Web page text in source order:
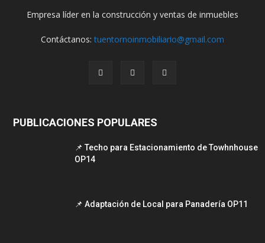
Empresa líder en la construcción y ventas de inmuebles
Contáctanos:tuentornoinmobiliario@gmail.com
PUBLICACIONES POPULARES
📌 Techo para Estacionamiento de Towhnhouse
OP14
📌 Adaptación de Local para Panadería OP11